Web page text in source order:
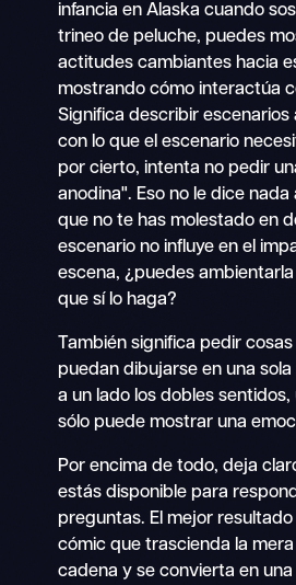
infancia en Alaska cuando
trineo de peluche, puedes
actitudes cambiantes hacia
mostrando cómo interactúa
Significa describir
con lo que el escenario
por cierto, intenta no pedir
anodina". Eso no le dice
que no te has molestado en
escenario no influye en el
escena, ¿puedes
que sí lo haga?
También significa pedir
puedan dibujarse en una
a un lado los dobles
sólo puede mostrar una
Por encima de todo, deja
estás disponible para
preguntas. El mejor
cómic que trascienda la
cadena y se convierta en